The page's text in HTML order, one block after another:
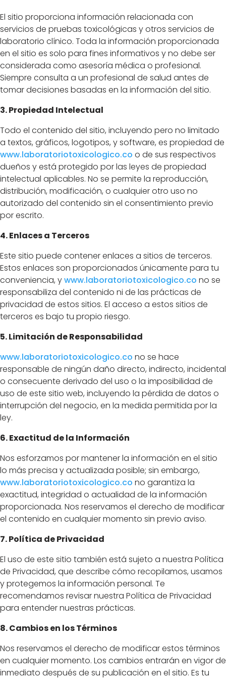
El sitio proporciona información relacionada con
servicios de pruebas toxicológicas y otros servicios de
laboratorio clínico. Toda la información proporcionada
en el sitio es solo para fines informativos y no debe ser
considerada como asesoría médica o profesional.
Siempre consulta a un profesional de salud antes de
tomar decisiones basadas en la información del sitio.
3. Propiedad Intelectual
Todo el contenido del sitio, incluyendo pero no limitado
a textos, gráficos, logotipos, y software, es propiedad de
www.laboratoriotoxicologico.co o de sus respectivos
dueños y está protegido por las leyes de propiedad
intelectual aplicables. No se permite la reproducción,
distribución, modificación, o cualquier otro uso no
autorizado del contenido sin el consentimiento previo
por escrito.
4. Enlaces a Terceros
Este sitio puede contener enlaces a sitios de terceros.
Estos enlaces son proporcionados únicamente para tu
conveniencia, ywww.laboratoriotoxicologico.co no se
responsabiliza del contenido ni de las prácticas de
privacidad de estos sitios. El acceso a estos sitios de
terceros es bajo tu propio riesgo.
5. Limitación de Responsabilidad
www.laboratoriotoxicologico.co no se hace
responsable de ningún daño directo, indirecto, incidental
o consecuente derivado del uso o la imposibilidad de
uso de este sitio web, incluyendo la pérdida de datos o
interrupción del negocio, en la medida permitida por la
ley.
6. Exactitud de la Información
Nos esforzamos por mantener la información en el sitio
lo más precisa y actualizada posible; sin embargo,
www.laboratoriotoxicologico.co no garantiza la
exactitud, integridad o actualidad de la información
proporcionada. Nos reservamos el derecho de modificar
el contenido en cualquier momento sin previo aviso.
7. Política de Privacidad
El uso de este sitio también está sujeto a nuestra Política
de Privacidad, que describe cómo recopilamos, usamos
y protegemos la información personal. Te
recomendamos revisar nuestra Política de Privacidad
para entender nuestras prácticas.
8. Cambios en los Términos
Nos reservamos el derecho de modificar estos términos
en cualquier momento. Los cambios entrarán en vigor de
inmediato después de su publicación en el sitio. Es tu